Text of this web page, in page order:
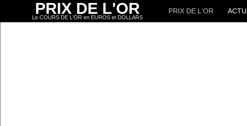
PRIX DE L'OR
Le COURS DE L'OR en EUROS et DOLLARS
PRIX DE L'OR